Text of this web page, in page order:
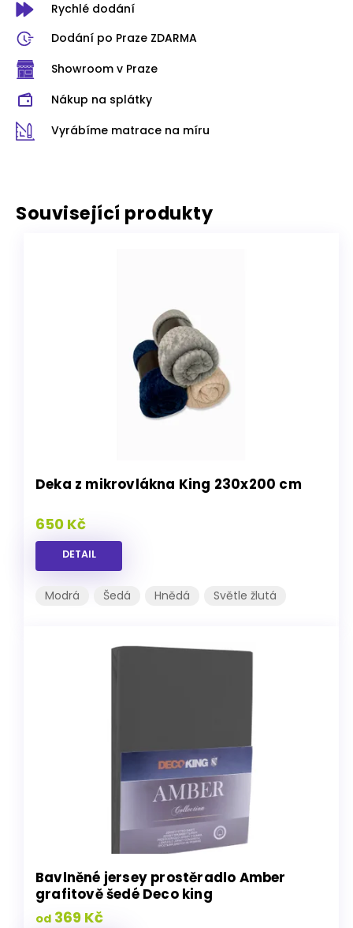
Rychlé dodání
Dodání po Praze ZDARMA
Showroom v Praze
Nákup na splátky
Vyrábíme matrace na míru
Související produkty
Deka z mikrovlákna King 230x200 cm
650 Kč
DETAIL
Modrá Šedá Hnědá Světle žlutá
Bavlněné jersey prostěradlo Amber
grafitově šedé Deco king
od 369 Kč